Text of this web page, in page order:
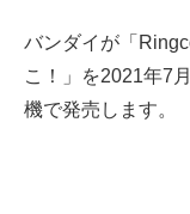
バンダイが「
こ！」を2021年7
機で発売します。